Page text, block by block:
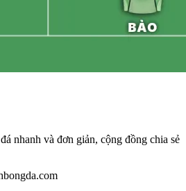
nhanh và đơn giản, cộng đồng chia sẻ